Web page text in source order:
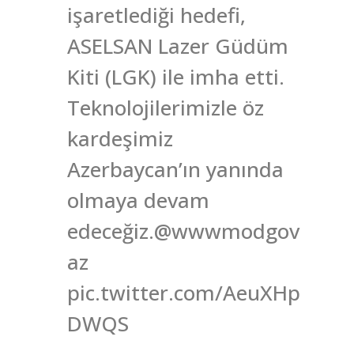
işaretlediği hedefi,
ASELSAN Lazer Güdüm
Kiti (LGK) ile imha etti.
Teknolojilerimizle öz
kardeşimiz
Azerbaycan’ın yanında
olmaya devam
edeceğiz.@wwwmodgov
az
pic.twitter.com/AeuXHp
DWQS